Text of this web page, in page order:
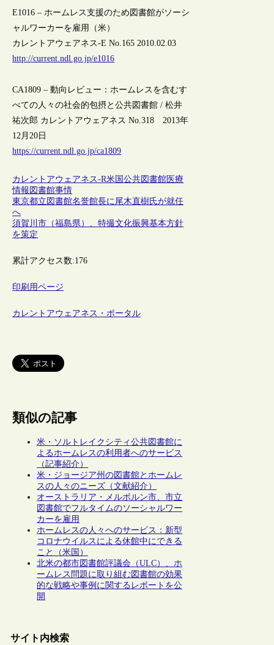
E1016 – ホームレス支援のため図書館がソーシ
ャルワーカーを雇用（米）
カレントアウェアネス-E No.165 2010.02.03
http://current.ndl.go.jp/e1016
CA1809 – 動向レビュー：ホームレスを含むす
べての人々の社会的包摂と公共図書館 / 松井
祐次郎 カレントアウェアネス No.318 2013年
12月20日
https://current.ndl.go.jp/ca1809
カレントアウェアネス-R米国公共図書館 医療
情報 図書館事情
東京都立図書館名誉館長に尾木直樹氏が就任
へ
須賀川市（福島県）、特撮文化振興基本方針
を策定
累計アクセス数:176
印刷用ページ
カレントアウェアネス・ポータル
類似の記事
米・ソルトレイクシティ公共図書館に
よるホームレスの利用者へのサービス
（記事紹介）
米・ジョージア州の図書館とホームレ
スの人々のニーズ（文献紹介）
オーストラリア・メルボルン市、市立
図書館でフルタイムのソーシャルワー
カーを雇用
ホームレスの人々へのサービス：新型
コロナウイルスによる休館中にできる
こと（米国）
北米の都市図書館評議会（ULC）、ホ
ームレス問題に取り組む図書館の効果
的な戦略や事例に関するレポートを公
開
サイト内検索